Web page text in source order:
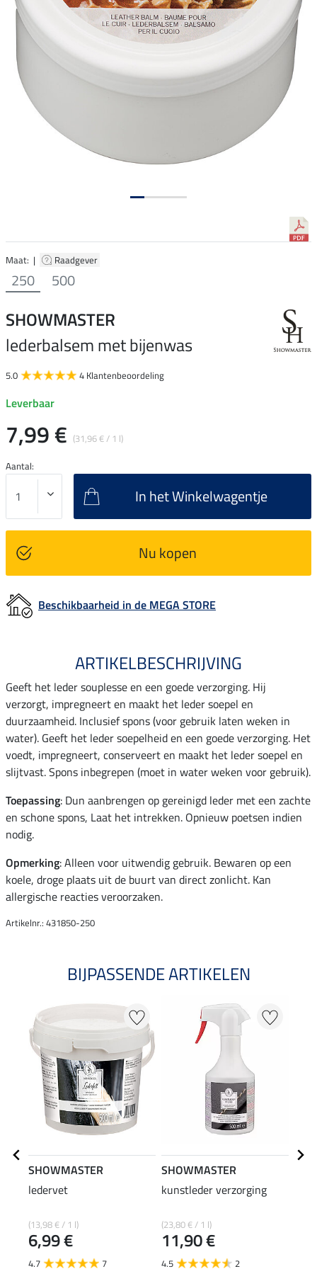
Maat: | Raadgever
250 500
SHOWMASTER
lederbalsem met bijenwas
5.0 4 Klantenbeoordeling
Leverbaar
7,99 € (31,96 € / 1 l)
Aantal:
In het Winkelwagentje
Nu kopen
Beschikbaarheid in de MEGA STORE
ARTIKELBESCHRIJVING
Geeft het leder souplesse en een goede verzorging. Hij
verzorgt, impregneert en maakt het leder soepel en
duurzaamheid. Inclusief spons (voor gebruik laten weken in
water). Geeft het leder soepelheid en een goede verzorging. Het
voedt, impregneert, conserveert en maakt het leder soepel en
slijtvast. Spons inbegrepen (moet in water weken voor gebruik).
Toepassing: Dun aanbrengen op gereinigd leder met een zachte
en schone spons, Laat het intrekken. Opnieuw poetsen indien
nodig.
Opmerking: Alleen voor uitwendig gebruik. Bewaren op een
koele, droge plaats uit de buurt van direct zonlicht. Kan
allergische reacties veroorzaken.
Artikelnr.: 431850-250
BIJPASSENDE ARTIKELEN
SHOWMASTER
ledervet
(13,98 € / 1 l)
6,99 €
4.7 7
SHOWMASTER
kunstleder verzorging
(23,80 € / 1 l)
11,90 €
4.5 2